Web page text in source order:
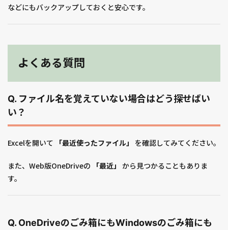
などにもバックアップしておくと安心です。
よくある質問
Q. ファイル名を覚えていない場合はどう探せばい
い？
Excelを開いて 「最近使ったファイル」 を確認してみてください。
また、Web版OneDriveの 「最近」 から見つかることもありま
す。
Q. OneDriveのごみ箱にもWindowsのごみ箱にも